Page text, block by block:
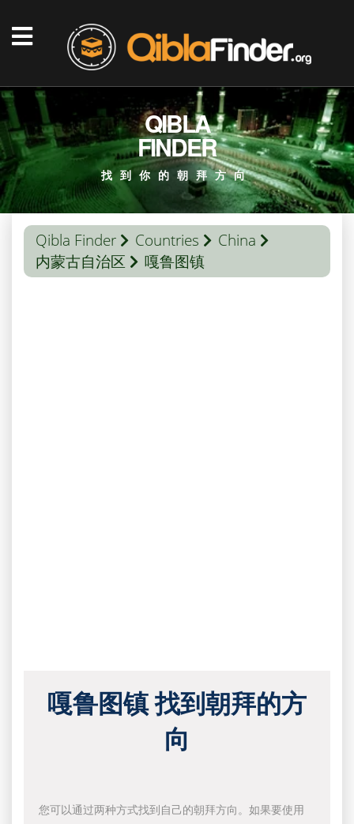
QIBLA
FINDER
找到你的朝拜方向
Qibla Finder Countries
China
内蒙古自治区
嘎鲁图镇
嘎鲁图镇 找到朝拜的方
向
您可以通过两种方式找到自己的朝拜方向。如果要使用